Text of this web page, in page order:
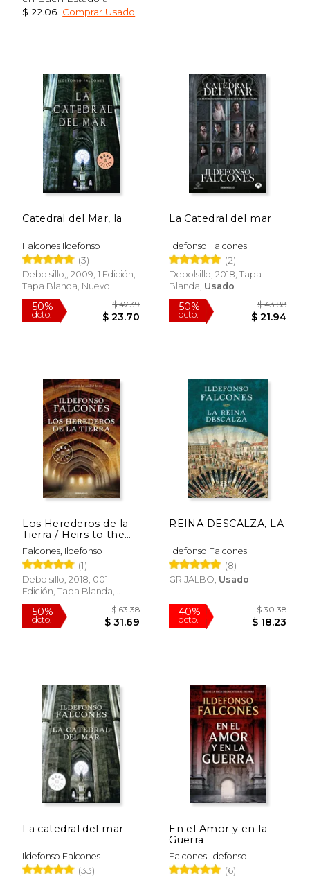
dcto. dcto.
50%
dcto.
$ 22.06 Comprar Usado
50%
dcto.
Catedral del Mar, la
Falcones Ildefonso
(3)
Debolsillo,, 2009, 1 Edición,
Tapa Blanda, Nuevo
La Catedral del mar
Ildefonso Falcones
(2)
Debolsillo, 2018, Tapa
Blanda, Usado
Los Herederos de la
Tierra / Heirs to the
Land
Falcones, Ildefonso
(1)
Debolsillo, 2018, 001
Edición, Tapa Blanda,
Usado
REINA DESCALZA, LA
Ildefonso Falcones
(8)
GRIJALBO, Usado
La catedral del mar
Ildefonso Falcones
(33)
En el Amor y en la
Guerra
Falcones Ildefonso
(6)